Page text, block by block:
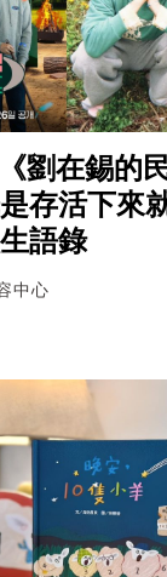
劉在錫的
存活下來
語錄
中心